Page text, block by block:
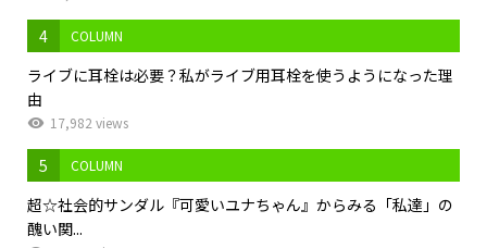
4 COLUMN
ライブに耳栓は必要？私がライブ用耳栓を使うようになった理
由
17,982 views
5 COLUMN
超☆社会的サンダル『可愛いユナちゃん』からみる「私達」の
醜い関...